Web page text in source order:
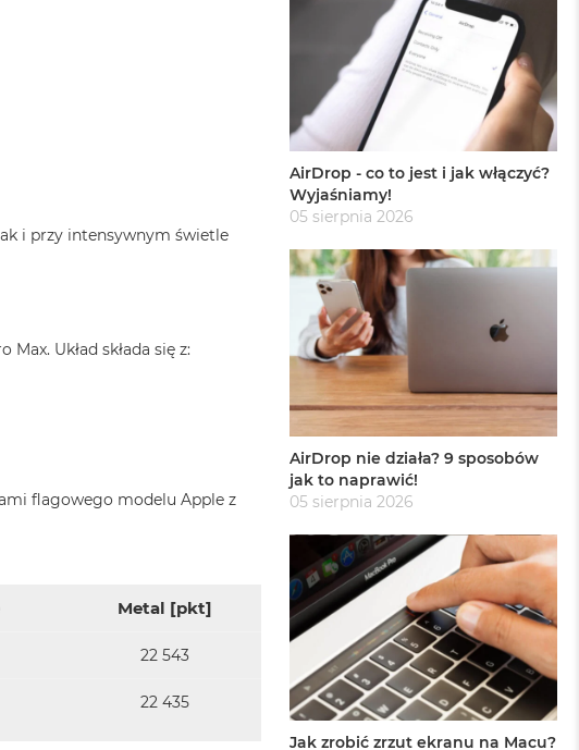
i przy intensywnym świetle
Układ składa się z:
flagowego modelu Apple z
Metal [pkt]
22 543
22 435
AirDrop - co to jest i jak włączyć?
Wyjaśniamy!
05 sierpnia 2026
AirDrop nie działa? 9 sposobów
jak to naprawić!
05 sierpnia 2026
Jak zrobić zrzut ekranu na Macu?